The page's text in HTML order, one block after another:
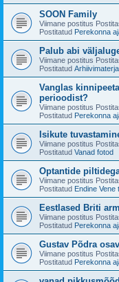
SOON Family
Viimane postitus
Postitatud Perekonna
Palub abi
Viimane postitus
Postitatud
Vanglas
perioodist?
Viimane postitus
Postitatud Perekonna
Isikute
Viimane postitus
Postitatud Vanad fotod
Optantide
Viimane postitus
Postitatud Endine Vene
Eestlased Briti
Viimane postitus
Postitatud Perekonna
Gustav Põdra
Viimane postitus
Postitatud Perekonna